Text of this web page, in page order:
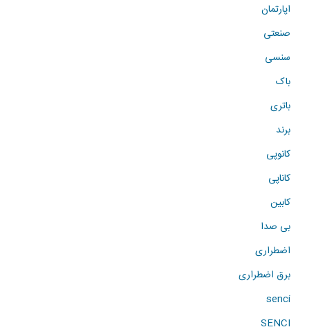
اپارتمان
صنعتی
سنسی
باک
باتری
برند
کانوپی
کاناپی
کابین
بی صدا
اضطراری
برق اضطراری
senci
SENCI